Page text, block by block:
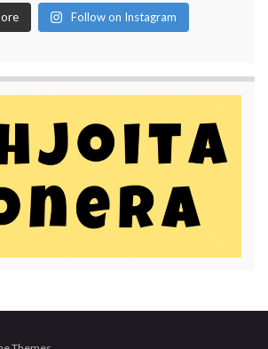
Follow on Instagram